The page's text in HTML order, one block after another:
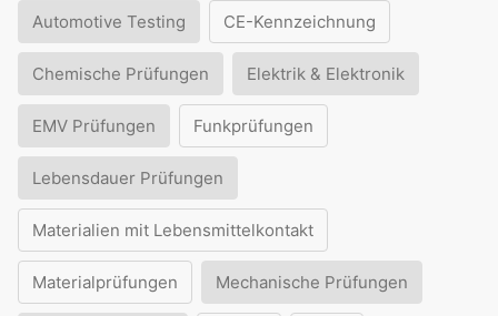
Automotive Testing CE-Kennzeichnung
Chemische Prüfungen Elektrik & Elektronik
EMV Prüfungen Funkprüfungen
Lebensdauer Prüfungen
Materialien mit Lebensmittelkontakt
Materialprüfungen Mechanische Prüfungen